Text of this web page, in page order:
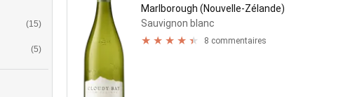
(15)
(5)
Marlborough (Nouvelle-Zélande)
Sauvignon blanc
8 commentaires